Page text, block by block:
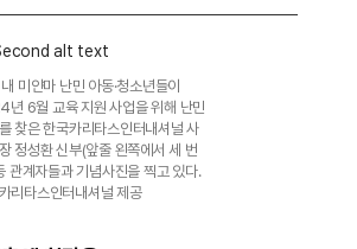
미얀마 난민 아동·청소년들이
년 6월 교육 지원 사업을 위해 난민
찾은 한국카리타스인터내셔널 사
정성환 신부(앞줄 왼쪽에서 세 번
관계자들과 기념사진을 찍고 있다.
리타스인터내셔널 제공